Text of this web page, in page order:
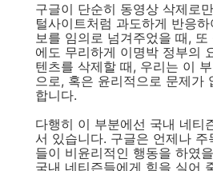
구글이 단순히 동영상 삭제로
털사이트처럼 과도하게 반응
보를 임의로 넘겨주었을 때,
에도 무리하게 이명박 정부의
텐츠를 삭제할 때, 우리는 이
으로, 혹은 윤리적으로 문제가
합니다.
다행히 이 부분에선 국내 네티
서 있습니다. 구글은 언제나 주
들이 비윤리적인 행동을 하였
국내 네티즌들에게 힘을 실어